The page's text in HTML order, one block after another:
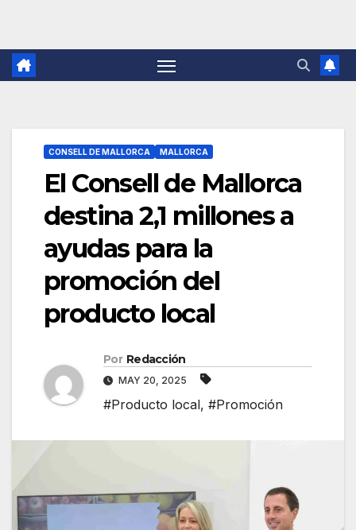
CONSELL DE MALLORCA MALLORCA
El Consell de Mallorca
destina 2,1 millones a
ayudas para la
promoción del
producto local
Por Redacción
MAY 20, 2025
#Producto local, #Promoción